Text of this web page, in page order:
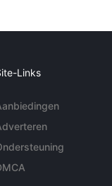
Links